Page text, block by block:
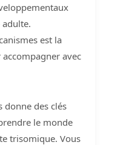
adulte.
est la
avec
donne des clés
le monde
trisomique. Vous